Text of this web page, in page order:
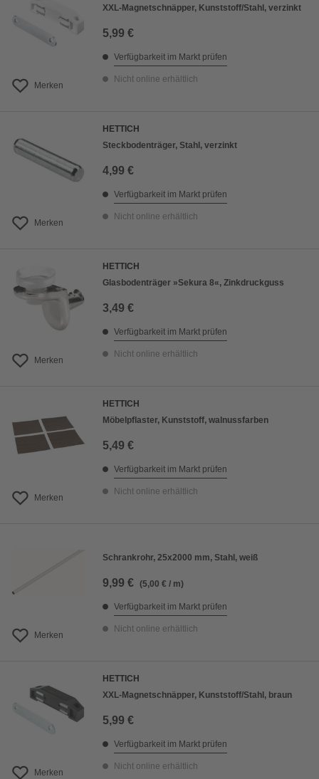
Merken
XXL-Magnetschnäpper, Kunststoff/Stahl, verzinkt
5,99 €
Verfügbarkeit im Markt prüfen
Nicht online erhältlich
Merken
HETTICH
Steckbodenträger, Stahl, verzinkt
4,99 €
Verfügbarkeit im Markt prüfen
Nicht online erhältlich
Merken
HETTICH
Glasbodenträger »Sekura 8«, Zinkdruckguss
3,49 €
Verfügbarkeit im Markt prüfen
Nicht online erhältlich
Merken
HETTICH
Möbelpflaster, Kunststoff, walnussfarben
5,49 €
Verfügbarkeit im Markt prüfen
Nicht online erhältlich
Merken
Schrankrohr, 25x2000 mm, Stahl, weiß
9,99 € (5,00 € / m)
Verfügbarkeit im Markt prüfen
Nicht online erhältlich
Merken
HETTICH
XXL-Magnetschnäpper, Kunststoff/Stahl, braun
5,99 €
Verfügbarkeit im Markt prüfen
Nicht online erhältlich